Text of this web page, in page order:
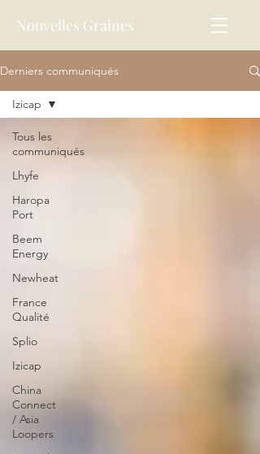
Nouvelles Graines
Derniers communiqués
Tous les
communiqués
Lhyfe
Haropa
Port
Beem
Energy
Newheat
France
Qualité
Splio
Izicap
China
Connect
/ Asia
Loopers
Izicap